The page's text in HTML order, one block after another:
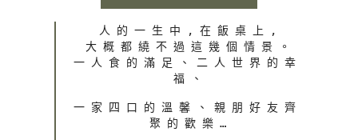
人 的 一 生 中 , 在 飯 桌 上 ,
大 概 都 繞 不 過 這 幾 個 情 景 。
一 人 食 的 滿 足 、 二 人 世 界 的 幸
福 、
一 家 四 口 的 溫 馨 、 親 朋 好 友 齊
聚 的 歡 樂 …